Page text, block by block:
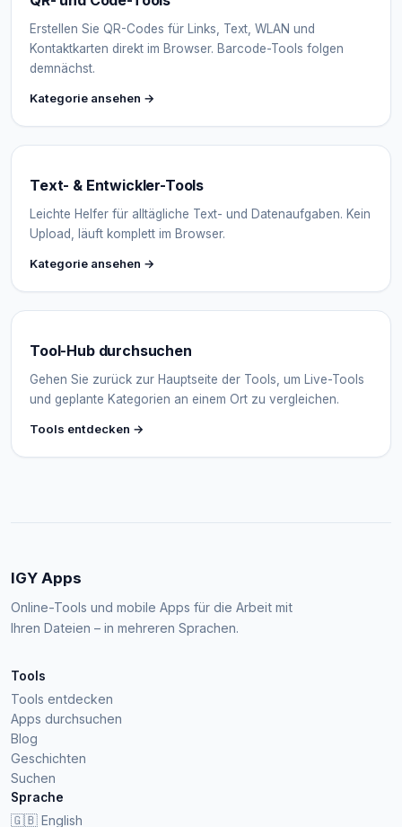
Erstellen Sie QR-Codes für Links, Text, WLAN und
Kontaktkarten direkt im Browser. Barcode-Tools folgen
demnächst.
Kategorie ansehen →
Text- & Entwickler-Tools
Leichte Helfer für alltägliche Text- und Datenaufgaben. Kein
Upload, läuft komplett im Browser.
Kategorie ansehen →
Tool-Hub durchsuchen
Gehen Sie zurück zur Hauptseite der Tools, um Live-Tools
und geplante Kategorien an einem Ort zu vergleichen.
Tools entdecken →
IGY Apps
Online-Tools und mobile Apps für die Arbeit mit
Ihren Dateien – in mehreren Sprachen.
Tools
Tools entdecken
Apps durchsuchen
Blog
Geschichten
Suchen
Sprache
🇬🇧 English